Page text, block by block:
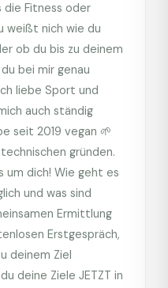
die Fitness oder
weißt nich wie du
ob du bis zu deinem
bei mir genau
liebe Sport und
auch ständig
seit 2019 vegan 🌱
gründen.
um dich! Wie geht es
und was sind
Ermittlung
Erstgespräch,
deinem Ziel
deine Ziele JETZT in